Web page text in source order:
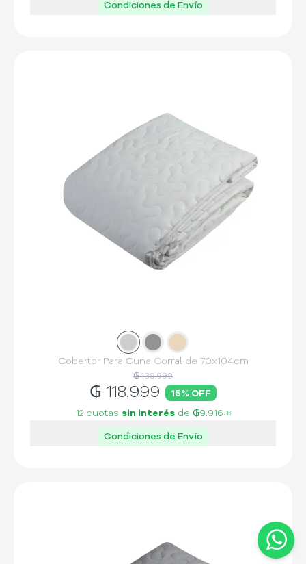
Condiciones de Envío
Slide 1
Slide 2
Slide
Cobertor Para Cuna Corral de 70x104cm
₲ 139.999
₲ 118.999 15% OFF
12 cuotas sin interésde ₲9.916 58
Condiciones de Envío